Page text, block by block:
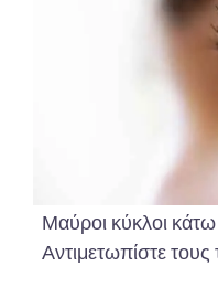
Μαύροι κύκλοι
Αντιμετωπίστε